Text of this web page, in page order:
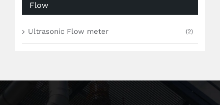
Flow
Ultrasonic Flow meter (2)